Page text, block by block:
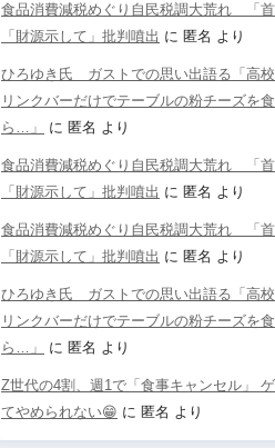
食品消費減税めぐり自民税調大荒れ 「首
「財源示して」批判噴出 に 匿名 より
ひろゆき氏 ガストでの思い出語る「高
リンクバーだけでテーブルの粉チーズを
ら…」
に 匿名 より
食品消費減税めぐり自民税調大荒れ 「首
「財源示して」批判噴出 に 匿名 より
食品消費減税めぐり自民税調大荒れ 「首
「財源示して」批判噴出 に 匿名 より
ひろゆき氏 ガストでの思い出語る「高
リンクバーだけでテーブルの粉チーズを
ら…」
に 匿名 より
Z世代の4割、週1で「食事キャンセル」
てやめられない😁 に 匿名 より